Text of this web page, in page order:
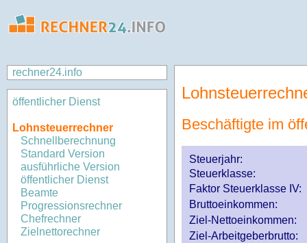
rechner24.info
öffentlicher Dienst
Lohnsteuerrechner
Schnellberechnung
Standard Version
ausführliche Version
öffentlicher Dienst
Beamte
Progressionsrechner
Chefrechner
Zielnettorechner
Beschäftigte im
Steuerjahr:
Steuerklasse:
Faktor Steuerklasse IV:
Bruttoeinkommen:
Ziel-Nettoeinkommen:
Ziel-Arbeitgeberbrutto: